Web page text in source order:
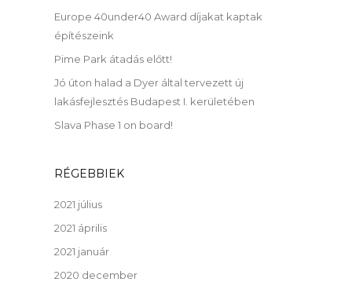
Europe 40under40 Award díjakat kaptak
építészeink
Pime Park átadás előtt!
Jó úton halad a Dyer által tervezett új
lakásfejlesztés Budapest I. kerületében
Slava Phase 1 on board!
RÉGEBBIEK
2021 július
2021 április
2021 január
2020 december